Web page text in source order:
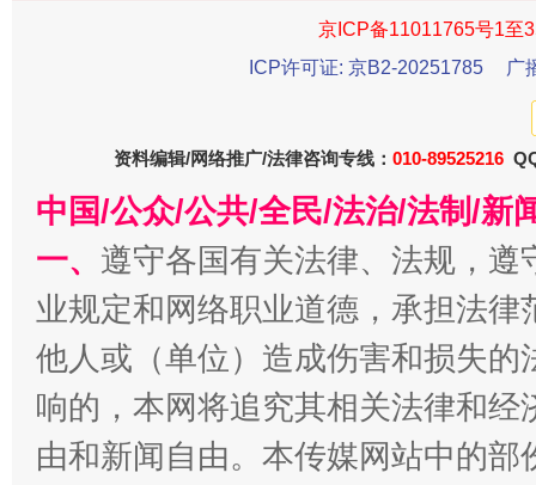
招工难、用工荒背后
京ICP备11011765号1至
ICP许可证: 京B2-20251785
广
资料编辑/网络推广/法律咨询专线： 010-89525216
中国/公众/公共/全民/法治/法制/新
一、 遵守各国有关法律、法规，
业规定和网络职业道德，承担法
他人或（单位）造成伤害和损失
响的，本网将追究其相关法律和
由和新闻自由。本传媒网站中的